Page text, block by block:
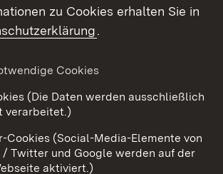
zu Cookies erhalten Sie in
.
Cookies
(Die Daten werden ausschließlich
verarbeitet.)
Cookies (Social-Media-Elemente von
/ Twitter und Google werden auf der
aktiviert.)